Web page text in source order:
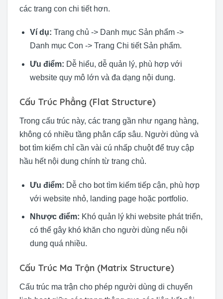
các trang con chi tiết hơn.
Ví dụ: Trang chủ -> Danh mục Sản phẩm ->
Danh mục Con -> Trang Chi tiết Sản phẩm.
Ưu điểm: Dễ hiểu, dễ quản lý, phù hợp với
website quy mô lớn và đa dạng nội dung.
Cấu Trúc Phẳng (Flat Structure)
Trong cấu trúc này, các trang gần như ngang hàng,
không có nhiều tầng phân cấp sâu. Người dùng và
bot tìm kiếm chỉ cần vài cú nhấp chuột để truy cập
hầu hết nội dung chính từ trang chủ.
Ưu điểm: Dễ cho bot tìm kiếm tiếp cận, phù hợp
với website nhỏ, landing page hoặc portfolio.
Nhược điểm: Khó quản lý khi website phát triển,
có thể gây khó khăn cho người dùng nếu nội
dung quá nhiều.
Cấu Trúc Ma Trận (Matrix Structure)
Cấu trúc ma trận cho phép người dùng di chuyển